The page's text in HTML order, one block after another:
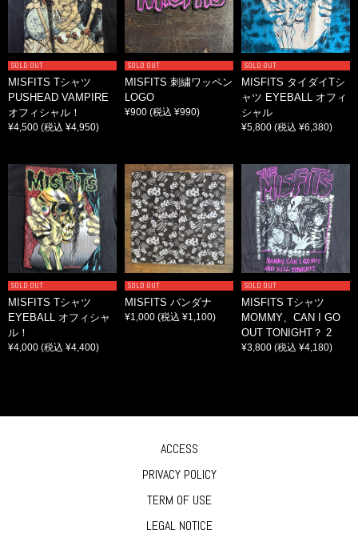
SOLD OUT
MISFITS Tシャツ
PUSHEAD VAMPIRE
オフィシャル！
¥4,500 (税込 ¥4,950)
SOLD OUT
MISFITS 刺繍ワッペン
LOGO
¥900 (税込 ¥990)
SOLD OUT
MISFITS タイダイTシ
ャツ EYEBALL オフィ
シャル
¥5,800 (税込 ¥6,380)
SOLD OUT
MISFITS Tシャツ
EYEBALL オフィシャ
ル！
¥4,000 (税込 ¥4,400)
SOLD OUT
MISFITS バンダナ
¥1,000 (税込 ¥1,100)
SOLD OUT
MISFITS Tシャツ
MOMMY、CAN I GO
OUT TONIGHT？ 2
¥3,800 (税込 ¥4,180)
ACCESS
PRIVACY POLICY
TERM OF USE
LEGAL NOTICE